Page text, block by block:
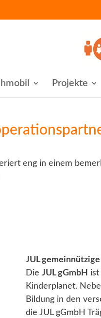
Projekte
eng in einem
JUL gemeinnützige
Die JUL gGmbH
Kinderplanet.
Bildung in den
die JUL gGmbH